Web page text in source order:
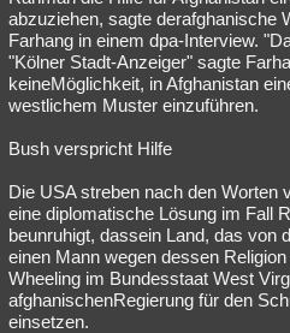
abzuziehen, sagte derafghanische
Farhang in einem dpa-Interview.
"Kölner Stadt-Anzeiger" sagte
keineMöglichkeit, in Afghanistan
westlichem Muster einzuführen.
Bush verspricht Hilfe
Die USA streben nach den Worten
eine diplomatische Lösung im Fall
beunruhigt, dassein Land, das von
einen Mann wegen dessen
Wheeling im Bundesstaat West
afghanischenRegierung für den
einsetzen.